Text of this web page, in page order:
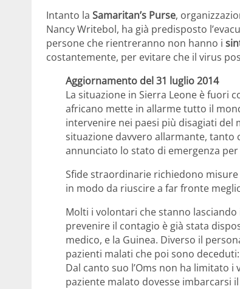
Intanto la Samaritan’s Purse,
Nancy Writebol, ha già predisposto
persone che rientreranno non hanno i
costantemente, per evitare che il virus
Aggiornamento del 31 luglio 2014
La situazione in Sierra Leone è fuori
africano mette in allarme tutto il
intervenire nei paesi più disagiati del
situazione davvero allarmante, tanto
annunciato lo stato di emergenza
Sfide straordinarie richiedono
in modo da riuscire a far fronte
Molti i volontari che stanno
prevenire il contagio è già stata
medico, e la Guinea. Diverso il
pazienti malati che poi sono
Dal canto suo l’Oms non ha limitato
paziente malato dovesse imbarcarsi